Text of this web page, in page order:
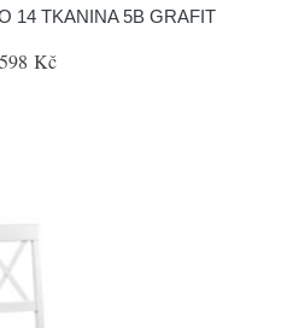
14 TKANINA 5B GRAFIT
Kč